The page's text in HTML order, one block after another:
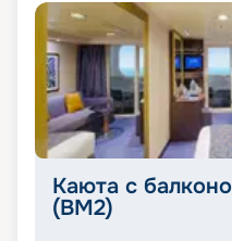
Каюта с
(BM2)